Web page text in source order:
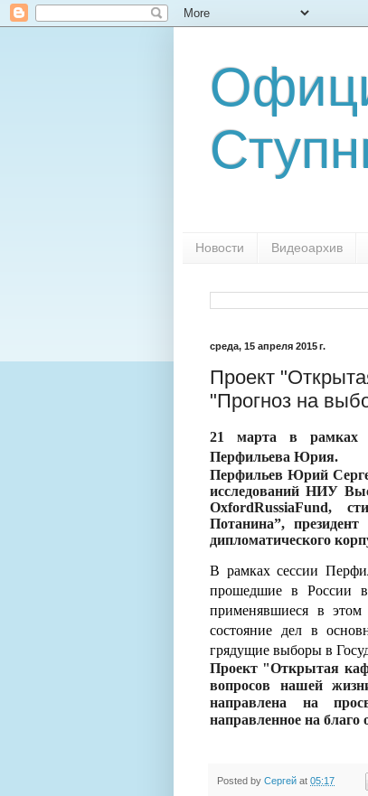
Новости Видеоархив
среда, 15 апреля 2015 г.
Проект
"Прогноз на
21 марта в рамках
Перфильева Юрия.
Перфильев Юрий
исследований НИУ
OxfordRussiaFund,
Потанина”,
дипломатического
В рамках сессии
прошедшие в России
применявшиеся в этом
состояние дел в
грядущие выборы в
Проект "Открытая
вопросов нашей
направлена на
направленное на благо
Posted by Сергей at 05:17